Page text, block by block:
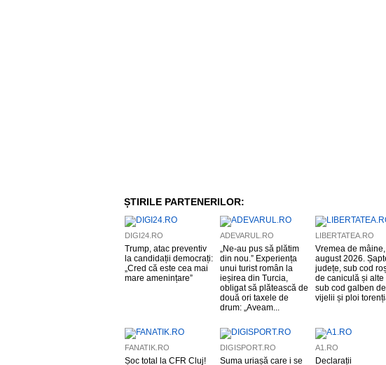
ȘTIRILE PARTENERILOR:
DIGI24.RO
Trump, atac preventiv
la candidații democrați:
„Cred că este cea mai
mare amenințare”
ADEVARUL.RO
„Ne-au pus să plătim
din nou.” Experiența
unui turist român la
ieșirea din Turcia,
obligat să plătească de
două ori taxele de
drum: „Aveam...
LIBERTATEA.RO
Vremea de mâine,
august 2026.
județe, sub cod
de caniculă și alte
sub cod galben de
vijelii și ploi
FANATIK.RO
Șoc total la CFR Cluj!
DIGISPORT.RO
Suma uriașă care i se
A1.RO
Declarații